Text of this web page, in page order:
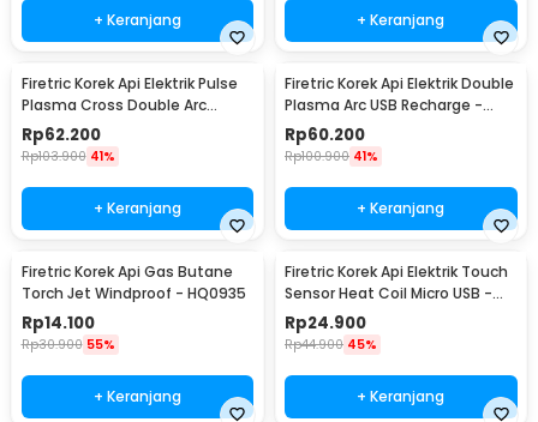
+ Keranjang + Keranjang
Firetric Korek Api Elektrik Pulse
Plasma Cross Double Arc
Lighter - JL613-FD
Rp62.200
Rp103.900 41%
+ Keranjang
Firetric Korek Api Elektrik Double
Plasma Arc USB Recharge -
JL113
Rp60.200
Rp100.900 41%
+ Keranjang
Firetric Korek Api Gas Butane
Torch Jet Windproof - HQ0935
Rp14.100
Rp30.900 55%
+ Keranjang
Firetric Korek Api Elektrik Touch
Sensor Heat Coil Micro USB -
JL711
Rp24.900
Rp44.900 45%
+ Keranjang